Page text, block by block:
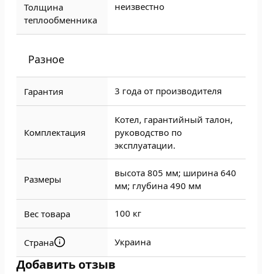
Толщина
теплообменника
неизвестно
Разное
Гарантия 3 года от производителя
Комплектация
Котел, гарантийный талон,
руководство по
эксплуатации.
Размеры
высота 805 мм; ширина 640
мм; глубина 490 мм
Вес товара 100 кг
Страна Украина
Добавить отзыв